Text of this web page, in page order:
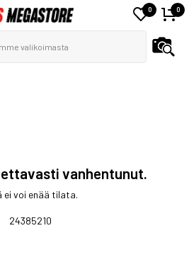
0 0
vanhentunut.
ei voi enää tilata.
24385210